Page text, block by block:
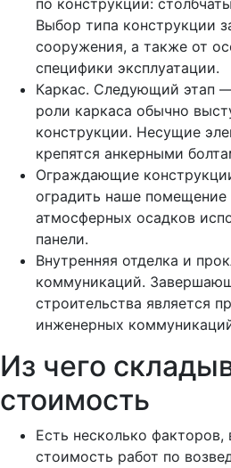
по конструкции:
Выбор типа конструкции
сооружения, а также от
специфики эксплуатации.
Каркас. Следующий этап
роли каркаса обычно
конструкции. Несущие
крепятся анкерными
Ограждающие
оградить наше помещение
атмосферных осадков
панели.
Внутренняя отделка и
коммуникаций.
строительства является
инженерных
Из чего
стоимость
Есть несколько
стоимость работ по